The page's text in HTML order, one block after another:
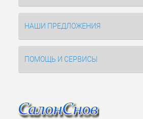
НАШИ ПРЕДЛОЖЕНИЯ
ПОМОЩЬ И СЕРВИСЫ